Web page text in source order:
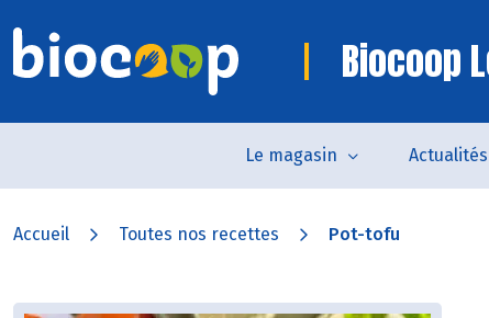
Biocoop
Le magasin Actualités
Accueil Toutes nos recettes Pot-tofu